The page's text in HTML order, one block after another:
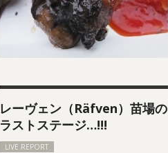
レーヴェン（Räfven）苗場の
ラストステージ…!!!
LIVE REPORT